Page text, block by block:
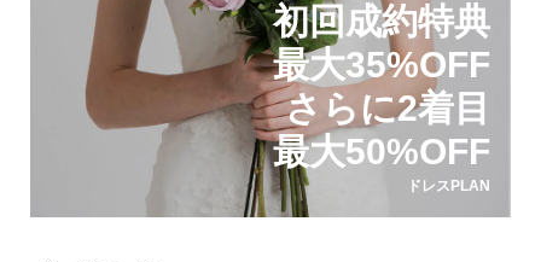
初回成約特典
最大35%OFF
さらに2着目
最大50%OFF
ドレスPLAN